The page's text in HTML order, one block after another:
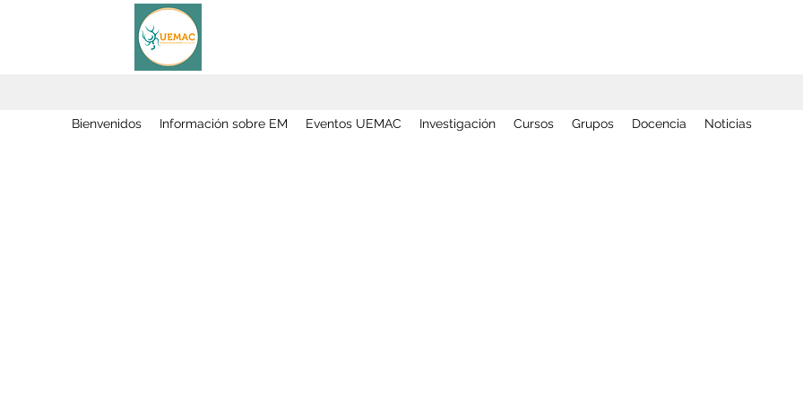
Bienvenidos Información sobre EM Eventos UEMAC Investigación Cursos Grupos Docencia Noticias